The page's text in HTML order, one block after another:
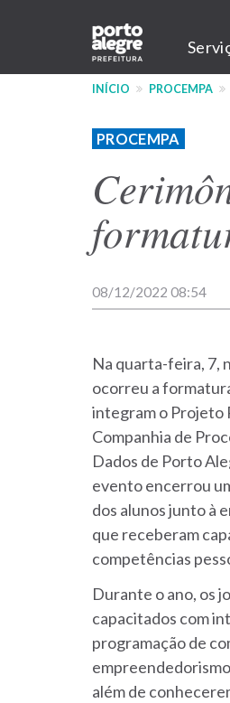
conteúdo
Main
navigation
INÍCIO PROCEMPA
PROCEMPA
08/12/2022 08:54
Na quarta-feira, 7,
ocorreu a
integram o Projeto
Companhia de
Dados de Porto
evento encerrou
dos alunos junto à
que receberam
competências
Durante o ano, os
capacitados com
programação de
além de